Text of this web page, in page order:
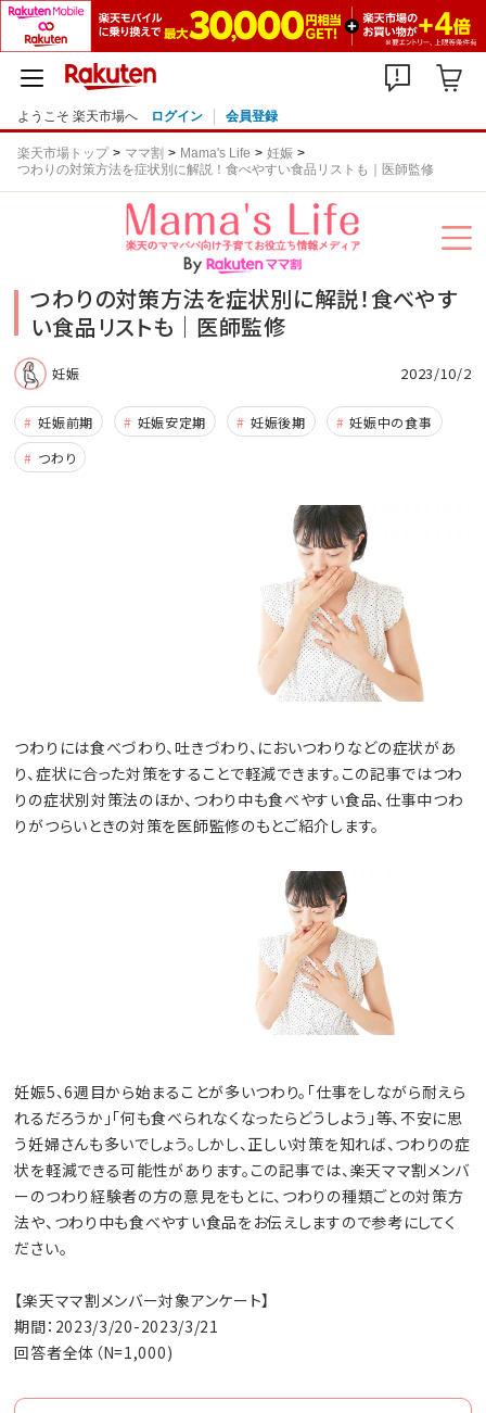
ようこそ 楽天市場へ ログイン 会員登録
楽天市場トップ ママ割 Mama's Life
妊娠
つわりの対策方法を症状別に解説！食べやすい食品リストも｜医師監修
つわりの対策方法を症状別に解説！食べやす
い食品リストも｜医師監修
妊娠 2023/10/2
妊娠前期 妊娠安定期 妊娠後期
妊娠中の食事
つわり
つわりには食べづわり、吐きづわり、においつわりなどの症状があ
り、症状に合った対策をすることで軽減できます。この記事ではつわ
りの症状別対策法のほか、つわり中も食べやすい食品、仕事中つわ
りがつらいときの対策を医師監修のもとご紹介します。
妊娠5、6週目から始まることが多いつわり。「仕事をしながら耐えら
れるだろうか」「何も食べられなくなったらどうしよう」等、不安に思
う妊婦さんも多いでしょう。しかし、正しい対策を知れば、つわりの症
状を軽減できる可能性があります。この記事では、楽天ママ割メンバ
ーのつわり経験者の方の意見をもとに、つわりの種類ごとの対策方
法や、つわり中も食べやすい食品をお伝えしますので参考にしてく
ださい。
【楽天ママ割メンバー対象アンケート】
期間：2023/3/20-2023/3/21
回答者全体（N=1,000)